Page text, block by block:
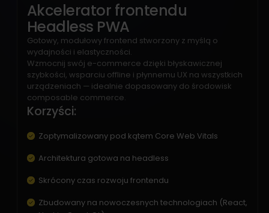
Akcelerator frontendu
Headless PWA
Gotowy, modułowy frontend stworzony z myślą o
wydajności i elastyczności.
Wzmocnij swój e-commerce dzięki błyskawicznej
szybkości, wsparciu offline i płynnemu UX na wszystkich
urządzeniach — idealnie dopasowany do środowisk
composable commerce.
Korzyści:
Zoptymalizowany pod kątem Core Web Vitals
Architektura gotowa na headless
Skrócony czas rozwoju frontendu
Zbudowany na nowoczesnych technologiach (React,